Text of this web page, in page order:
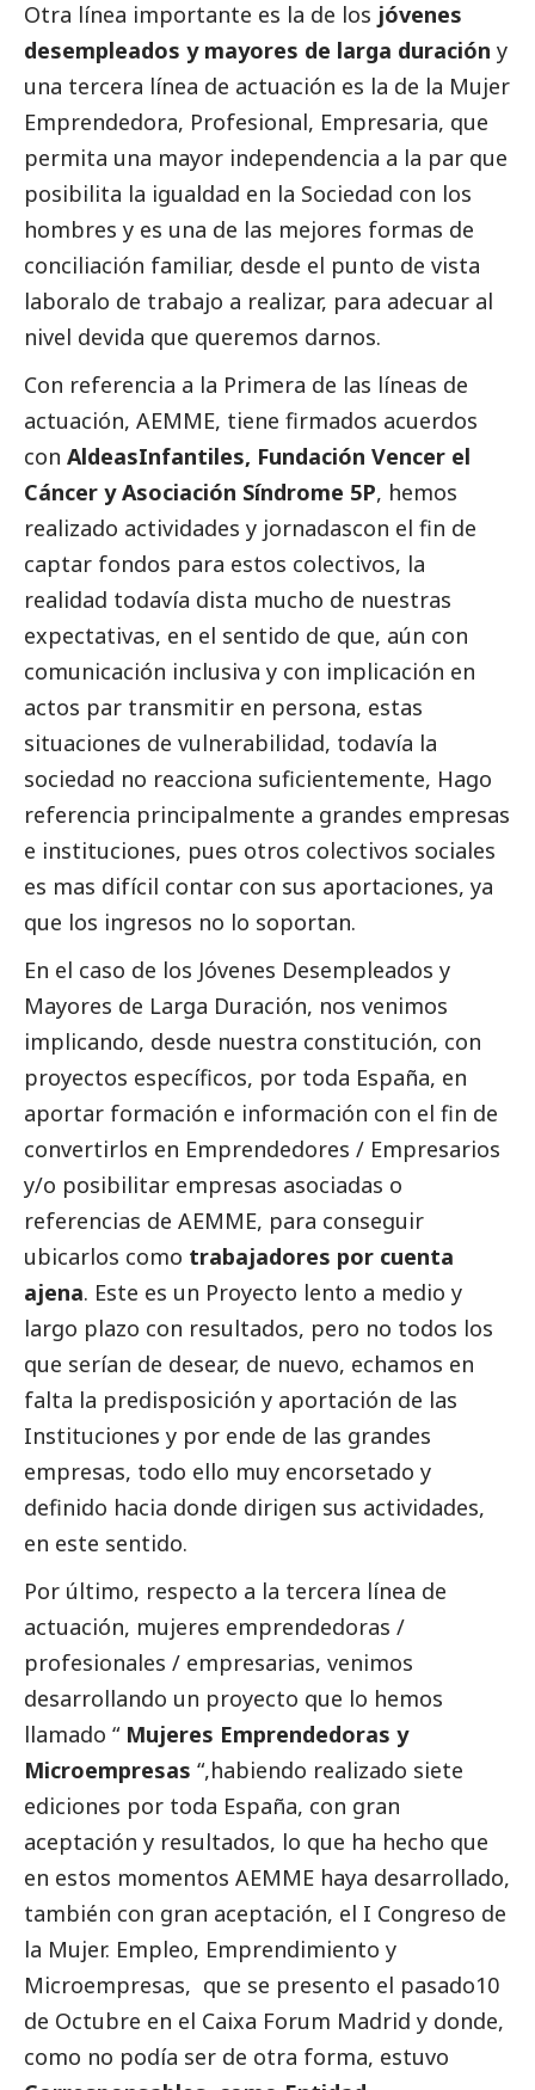
Otra línea importante es la de los jóvenes
desempleados y mayores de larga duración y
una tercera línea de actuación es la de la Mujer
Emprendedora, Profesional, Empresaria, que
permita una mayor independencia a la par que
posibilita la igualdad en la Sociedad con los
hombres y es una de las mejores formas de
conciliación familiar, desde el punto de vista
laboralo de trabajo a realizar, para adecuar al
nivel devida que queremos darnos.
Con referencia a la Primera de las líneas de
actuación, AEMME, tiene firmados acuerdos
con AldeasInfantiles, Fundación Vencer el
Cáncer y Asociación Síndrome 5P, hemos
realizado actividades y jornadascon el fin de
captar fondos para estos colectivos, la
realidad todavía dista mucho de nuestras
expectativas, en el sentido de que, aún con
comunicación inclusiva y con implicación en
actos par transmitir en persona, estas
situaciones de vulnerabilidad, todavía la
sociedad no reacciona suficientemente, Hago
referencia principalmente a grandes empresas
e instituciones, pues otros colectivos sociales
es mas difícil contar con sus aportaciones, ya
que los ingresos no lo soportan.
En el caso de los Jóvenes Desempleados y
Mayores de Larga Duración, nos venimos
implicando, desde nuestra constitución, con
proyectos específicos, por toda España, en
aportar formación e información con el fin de
convertirlos en Emprendedores / Empresarios
y/o posibilitar empresas asociadas o
referencias de AEMME, para conseguir
ubicarlos como trabajadores por cuenta
ajena. Este es un Proyecto lento a medio y
largo plazo con resultados, pero no todos los
que serían de desear, de nuevo, echamos en
falta la predisposición y aportación de las
Instituciones y por ende de las grandes
empresas, todo ello muy encorsetado y
definido hacia donde dirigen sus actividades,
en este sentido.
Por último, respecto a la tercera línea de
actuación, mujeres emprendedoras /
profesionales / empresarias, venimos
desarrollando un proyecto que lo hemos
llamado “ Mujeres Emprendedoras y
Microempresas “,habiendo realizado siete
ediciones por toda España, con gran
aceptación y resultados, lo que ha hecho que
en estos momentos AEMME haya desarrollado,
también con gran aceptación, el I Congreso de
la Mujer. Empleo, Emprendimiento y
Microempresas, que se presento el pasado10
de Octubre en el Caixa Forum Madrid y donde,
como no podía ser de otra forma, estuvo